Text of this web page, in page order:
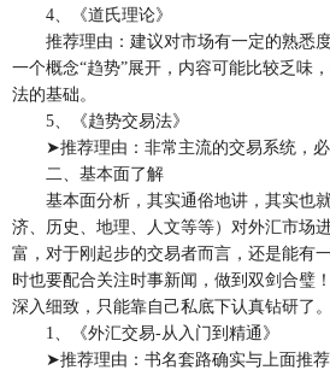
4、《道氏理论》
推荐理由：建议对市场有一定的熟悉度
一个概念“趋势”展开，内容可能比较乏味
法的基础。
5、《趋势交易法》
➤推荐理由：非常主流的交易系统，必
二、基本面了解
基本面分析，其实通俗地讲，其实也
济、历史、地理、人文等等）对外汇市场
富，对于刚起步的交易者而言，还是能有
时也要配合关注时事新闻，做到双剑合璧
深入细致，只能靠自己私底下认真钻研了。
1、《外汇交易-从入门到精通》
➤推荐理由：书名套路确实与上面推荐